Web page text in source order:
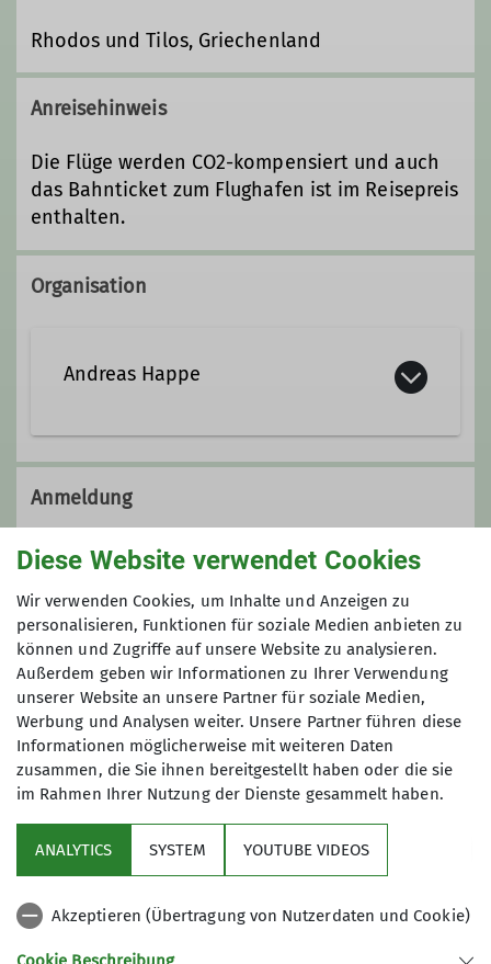
Rhodos und Tilos, Griechenland
Anreisehinweis
Die Flüge werden CO2-kompensiert und auch
das Bahnticket zum Flughafen ist im Reisepreis
enthalten.
Organisation
Andreas Happe
(05504) 999 911
(0176) 447 472 34
DAV@trekkingguide.de
Qualifikationen
Trainer*in C Bergsteigen
Anmeldung
Die Anmeldung erfolgt über das
Maximale Teilnehmeranzahl
19
Sektion
Aktuelles
Diese Website verwendet Cookies
Wir verwenden Cookies, um Inhalte und Anzeigen zu
personalisieren, Funktionen für soziale Medien anbieten zu
können und Zugriffe auf unsere Website zu analysieren.
Außerdem geben wir Informationen zu Ihrer Verwendung
unserer Website an unsere Partner für soziale Medien,
Werbung und Analysen weiter. Unsere Partner führen diese
Informationen möglicherweise mit weiteren Daten
zusammen, die Sie ihnen bereitgestellt haben oder die sie
im Rahmen Ihrer Nutzung der Dienste gesammelt haben.
ANALYTICS SYSTEM YOUTUBE VIDEOS
Akzeptieren (Übertragung von Nutzerdaten und Cookie)